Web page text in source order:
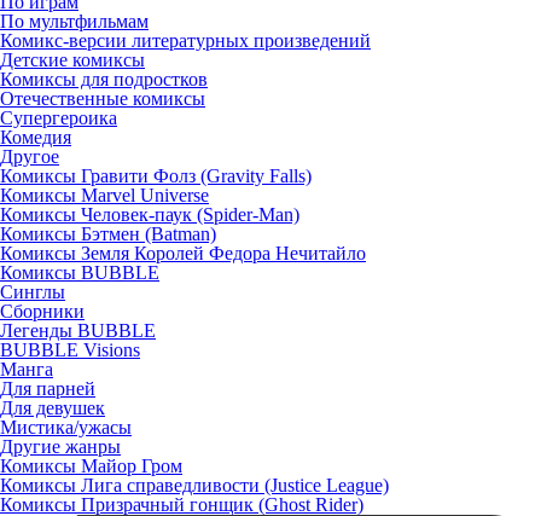
По мультфильмам
Комикс-версии литературных произведений
Детские комиксы
Комиксы для подростков
Отечественные комиксы
Супергероика
Комедия
Другое
Комиксы Гравити Фолз (Gravity Falls)
Комиксы Marvel Universe
Комиксы Человек-паук (Spider-Man)
Комиксы Бэтмен (Batman)
Комиксы Земля Королей Федора Нечитайло
Комиксы BUBBLE
Синглы
Сборники
Легенды BUBBLE
BUBBLE Visions
Манга
Для парней
Для девушек
Мистика/ужасы
Другие жанры
Комиксы Майор Гром
Комиксы Лига справедливости (Justice League)
Комиксы Призрачный гонщик (Ghost Rider)